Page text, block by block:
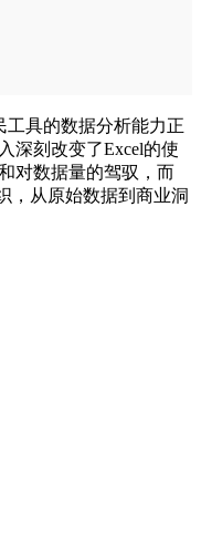
工具的数据分析能力正
深刻改变了Excel的使
对数据量的驾驭，而
，从原始数据到商业洞